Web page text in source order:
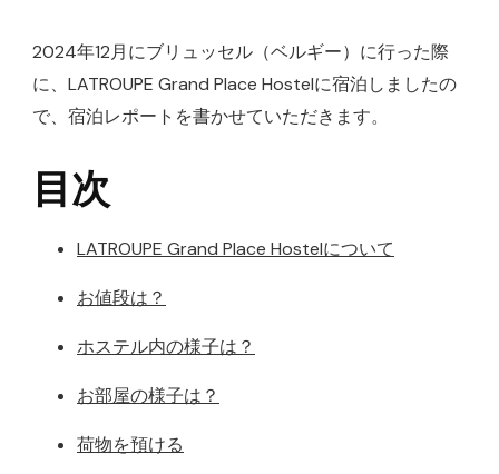
2024年12月にブリュッセル（ベルギー）に行った際
に、LATROUPE Grand Place Hostelに宿泊しましたの
で、宿泊レポートを書かせていただきます。
目次
LATROUPE Grand Place Hostelについて
お値段は？
ホステル内の様子は？
お部屋の様子は？
荷物を預ける